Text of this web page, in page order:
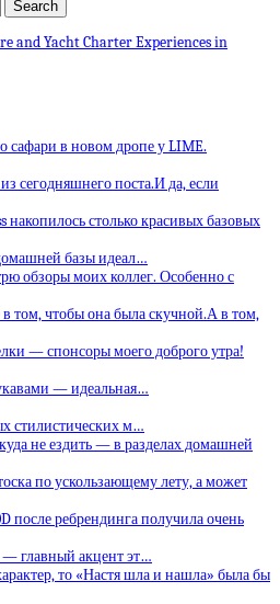
and Yacht Charter Experiences in
сафари в новом дропе у LIME.
сегодняшнего поста.И да, если
накопилось столько красивых базовых
базы идеал…
обзоры моих коллег. Особенно с
том, чтобы она была скучной.А в том,
— спонсоры моего доброго утра!
— идеальная…
стилистических м…
не ездить — в разделах домашней
по ускользающему лету, а может
после ребрендинга получила очень
главный акцент эт…
то «Настя шла и нашла» была бы